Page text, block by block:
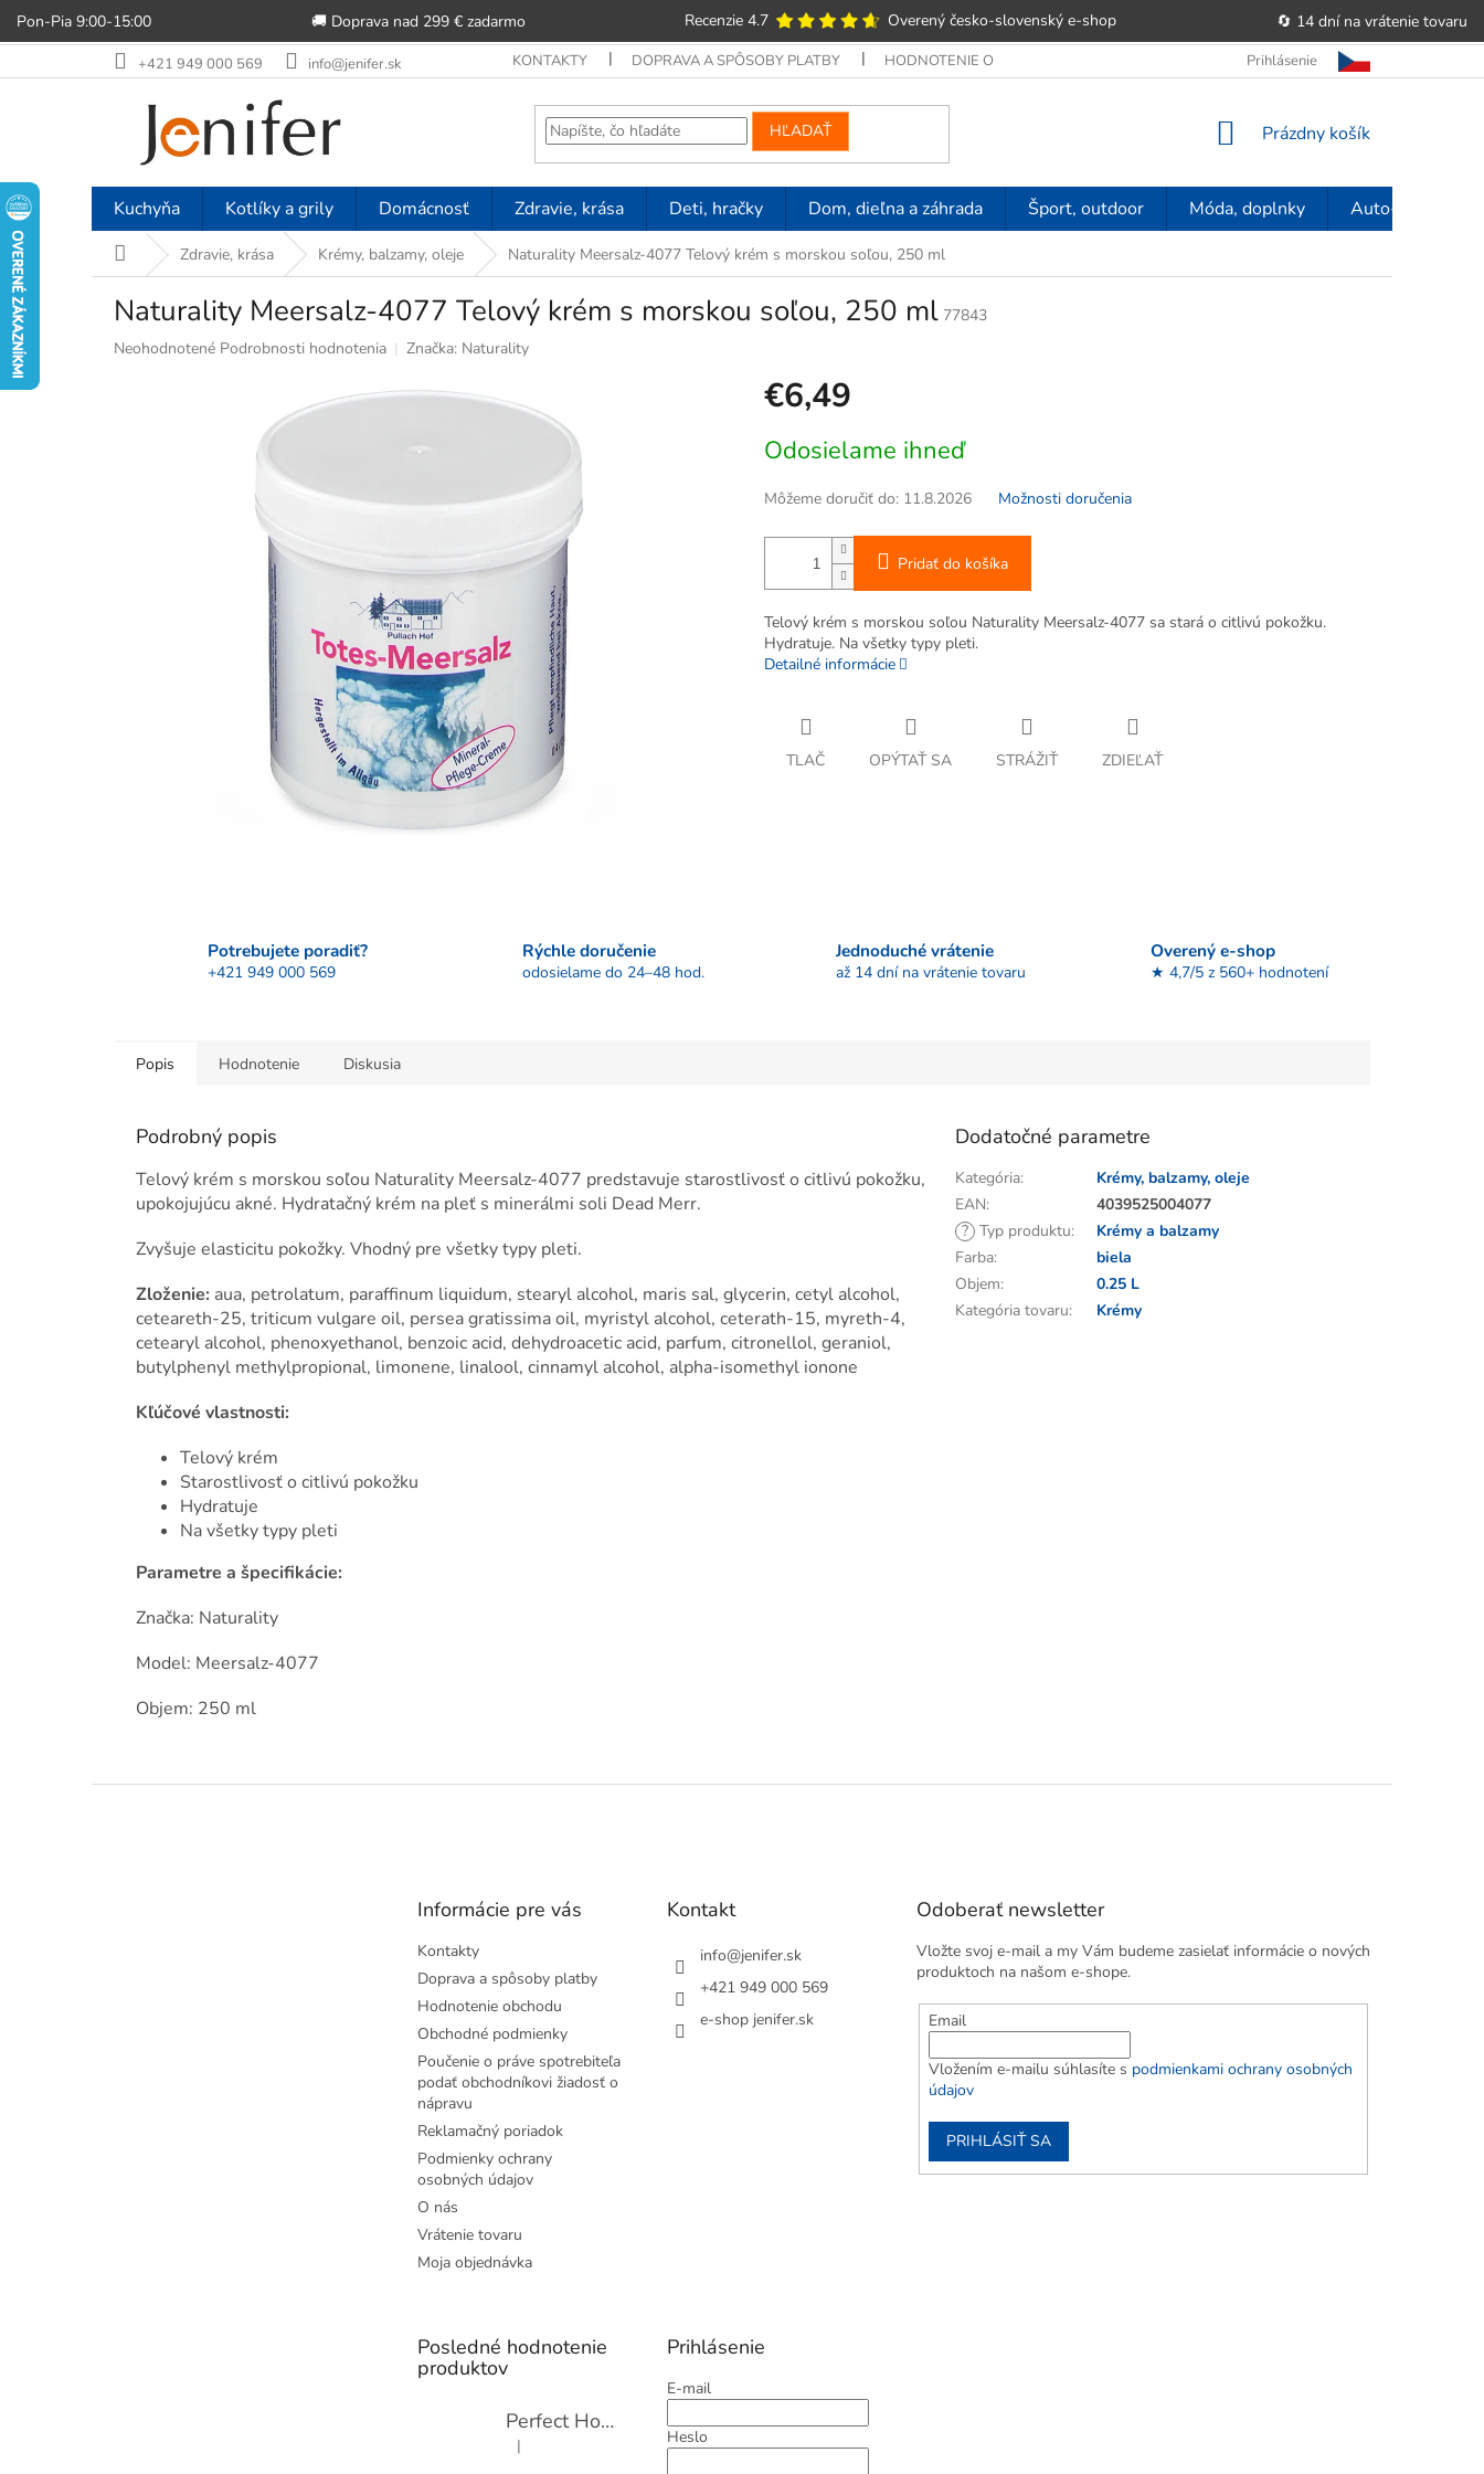
Pon-Pia 9:00-15:00 🚚 Doprava nad 299 € zadarmo Recenzie 4.7 Overený česko-slovenský e‑shop
🔄 14 dní na vrátenie tovaru
na
+421 949 000 569 info@jenifer.sk KONTAKTY DOPRAVA A SPÔSOBY PLATBY HODNOTENIE OBCHODU OBCHODNÉ PODMIENKY POUČENIE O PRÁVE
Prihlásenie
HĽADAŤ
NÁKUPNÝ
Prázdny košík
Kuchyňa Kotlíky a grily Domácnosť Zdravie, krása Deti, hračky Dom, dieľna a záhrada Šport, outdoor Móda, doplnky Auto-moto
DomovZdravie, krása Krémy, balzamy, oleje Naturality Meersalz-4077 Telový krém s morskou soľou, 250 ml
Naturality Meersalz-4077 Telový krém s morskou soľou, 250 ml 77843
Priemerné
Neohodnotené Podrobnosti hodnotenia Značka: Naturality
€6,49
cena:
Odosielame ihneď
Môžeme doručiť do: 11.8.2026 Možnosti doručenia
Pridať do košíka
Telový krém s morskou soľou Naturality Meersalz-4077 sa stará o citlivú pokožku.
Hydratuje. Na všetky typy pleti.
Detailné informácie
TLAČ OPÝTAŤ SA STRÁŽIŤ ZDIEĽAŤ
Potrebujete poradiť?
+421 949 000 569
Rýchle doručenie
odosielame do 24–48 hod.
Jednoduché vrátenie
až 14 dní na vrátenie tovaru
Overený e-shop
★ 4,7/5 z 560+ hodnotení
Popis Hodnotenie Diskusia
Podrobný popis
Telový krém s morskou soľou Naturality Meersalz-4077 predstavuje starostlivosť o citlivú pokožku,
upokojujúcu akné. Hydratačný krém na pleť s minerálmi soli Dead Merr.
Zvyšuje elasticitu pokožky. Vhodný pre všetky typy pleti.
Zloženie: aua, petrolatum, paraffinum liquidum, stearyl alcohol, maris sal, glycerin, cetyl alcohol,
ceteareth-25, triticum vulgare oil, persea gratissima oil, myristyl alcohol, ceterath-15, myreth-4,
cetearyl alcohol, phenoxyethanol, benzoic acid, dehydroacetic acid, parfum, citronellol, geraniol,
butylphenyl methylpropional, limonene, linalool, cinnamyl alcohol, alpha-isomethyl ionone
Kľúčové vlastnosti:
Telový krém
Starostlivosť o citlivú pokožku
Hydratuje
Na všetky typy pleti
Parametre a špecifikácie:
Značka: Naturality
Model: Meersalz-4077
Objem: 250 ml
Dodatočné parametre
Kategória:
Krémy, balzamy, oleje
EAN:
4039525004077
? Typ produktu:
Krémy a balzamy
Farba:
biela
Objem:
0.25 L
Kategória tovaru: Krémy
Informácie pre vás
Kontakty
Doprava a spôsoby platby
Hodnotenie obchodu
Obchodné podmienky
Poučenie o práve spotrebiteľa
podať obchodníkovi žiadosť o
nápravu
Reklamačný poriadok
Podmienky ochrany
osobných údajov
O nás
Vrátenie tovaru
Moja objednávka
Kontakt
info@jenifer.sk
+421 949 000 569
e-shop jenifer.sk
Odoberať newsletter
Vložte svoj e-mail a my Vám budeme zasielať informácie o nových
produktoch na našom e-shope.
Email
Vložením e-mailu súhlasíte s podmienkami ochrany osobných
údajov
PRIHLÁSIŤ SA
Posledné hodnotenie
produktov
Perfect Home Tĺčik na mäso so sekáčikom, 56893
Hodnotenie produktu je 5 z 5 hviezdičiek.
|
Prihlásenie
E-mail
Heslo